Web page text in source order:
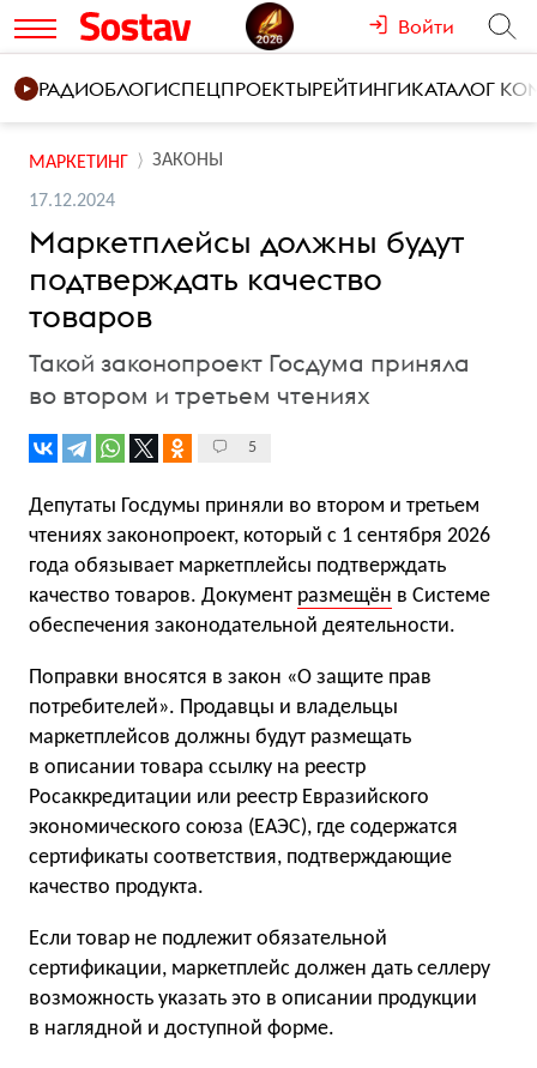
Войти
РАДИОБЛОГИСПЕЦПРОЕКТЫРЕЙТИНГИКАТАЛОГ
МАРКЕТИНГ ЗАКОНЫ
17.12.2024
Маркетплейсы должны будут
подтверждать качество
товаров
Такой законопроект Госдума приняла
во втором и третьем чтениях
5
Депутаты Госдумы приняли во втором и третьем
чтениях законопроект, который с 1 сентября 2026
года обязывает маркетплейсы подтверждать
качество товаров. Документ размещён в Системе
обеспечения законодательной деятельности.
Поправки вносятся в закон «О защите прав
потребителей». Продавцы и владельцы
маркетплейсов должны будут размещать
в описании товара ссылку на реестр
Росаккредитации или реестр Евразийского
экономического союза (ЕАЭС), где содержатся
сертификаты соответствия, подтверждающие
качество продукта.
Если товар не подлежит обязательной
сертификации, маркетплейс должен дать селлеру
возможность указать это в описании продукции
в наглядной и доступной форме.